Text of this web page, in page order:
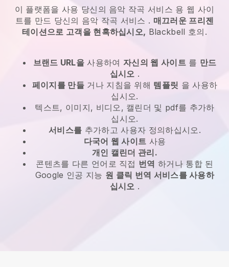
이 플랫폼을 사용 당신의 음악 작곡 서비스 용 웹 사이
트를 만드 당신의 음악 작곡 서비스 . 매끄러운 프리젠
테이션으로 고객을 현혹하십시오, Blackbell 호의.
브랜드 URL을 사용하여 자신의 웹 사이트를 만드
십시오 .
페이지를 만들거나 지침을 위해 템플릿 을 사용하
십시오.
텍스트, 이미지, 비디오, 캘린더 및 pdf를 추가하
십시오.
서비스를 추가하고 사용자 정의하십시오.
다국어 웹 사이트 사용
개인 캘린더 관리.
콘텐츠를 다른 언어로 직접 번역 하거나 통합 된
Google 인공 지능 원 클릭 번역 서비스를 사용하
십시오 .